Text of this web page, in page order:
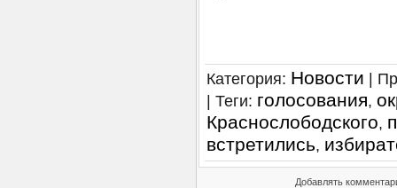
Категория: Новости
Теги: голосования,
Краснослободского,
встретились,
Добавлять